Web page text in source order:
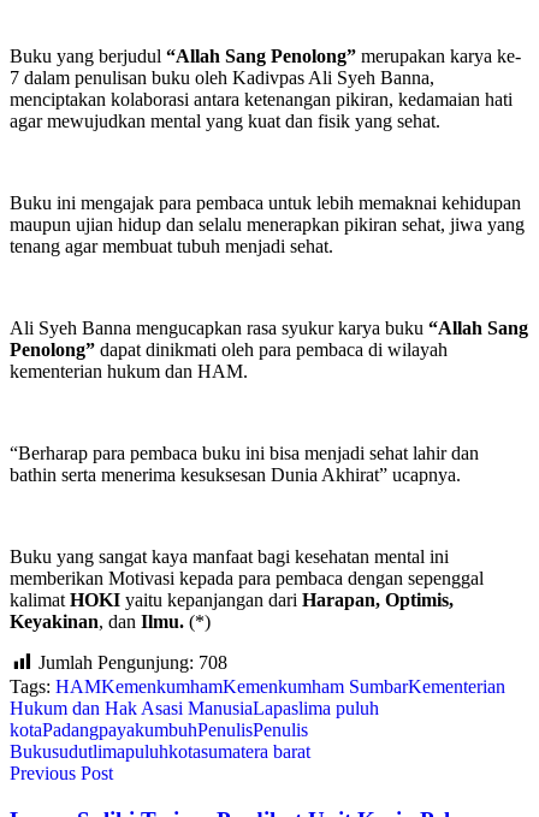
Buku yang berjudul “Allah Sang Penolong” merupakan karya ke-
7 dalam penulisan buku oleh Kadivpas Ali Syeh Banna,
menciptakan kolaborasi antara ketenangan pikiran, kedamaian hati
agar mewujudkan mental yang kuat dan fisik yang sehat.
Buku ini mengajak para pembaca untuk lebih memaknai kehidupan
maupun ujian hidup dan selalu menerapkan pikiran sehat, jiwa yang
tenang agar membuat tubuh menjadi sehat.
Ali Syeh Banna mengucapkan rasa syukur karya buku “Allah Sang
Penolong” dapat dinikmati oleh para pembaca di wilayah
kementerian hukum dan HAM.
“Berharap para pembaca buku ini bisa menjadi sehat lahir dan
bathin serta menerima kesuksesan Dunia Akhirat” ucapnya.
Buku yang sangat kaya manfaat bagi kesehatan mental ini
memberikan Motivasi kepada para pembaca dengan sepenggal
kalimat HOKI yaitu kepanjangan dari Harapan, Optimis,
Keyakinan, dan Ilmu. (*)
Jumlah Pengunjung: 708
Tags: HAMKemenkumhamKemenkumham SumbarKementerian
Hukum dan Hak Asasi ManusiaLapaslima puluh
kotaPadangpayakumbuhPenulisPenulis
Bukusudutlimapuluhkotasumatera barat
Previous Post